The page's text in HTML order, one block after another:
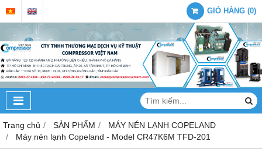
GIỎ HÀNG (0)
Trang chủ SẢN PHẨM
MÁY NÉN LẠNH COPELAND
Máy nén lạnh Copeland - Model CR47K6M TFD-201